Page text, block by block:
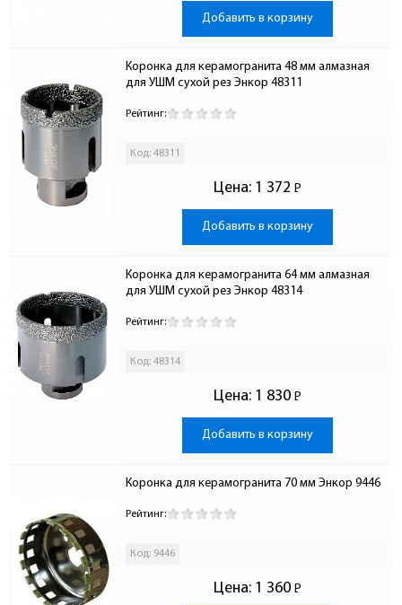
Добавить в корзину
Коронка для керамогранита 48 мм алмазная
для УШМ сухой рез Энкор 48311
Рейтинг:
Код: 48311
Цена: 1 372 Р
-
Добавить в корзину
Коронка для керамогранита 64 мм алмазная
для УШМ сухой рез Энкор 48314
Рейтинг:
Код: 48314
Цена: 1 830 Р
-
Добавить в корзину
Коронка для керамогранита 70 мм Энкор 9446
Рейтинг:
Код: 9446
Цена: 1 360 Р
-